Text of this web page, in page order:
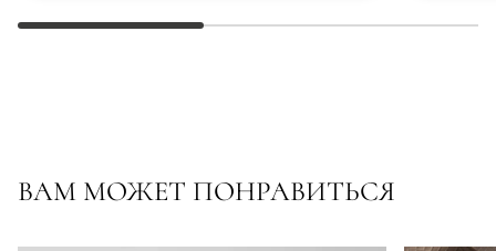
ВАМ МОЖЕТ ПОНРАВИТЬСЯ